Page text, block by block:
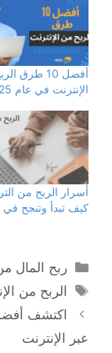
أفضل 10 طرق
الإنترنت في عام 2025
أسرار الربح من
كيف تبدأ وتنجح في 2025
التصنيفات
ربح المال
الوسوم
الربح من
اكتشف أفضل
عبر الإنترنت